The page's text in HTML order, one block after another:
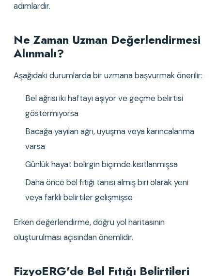
adımlardır.
Ne Zaman Uzman Değerlendirmesi
Alınmalı?
Aşağıdaki durumlarda bir uzmana başvurmak önerilir:
Bel ağrısı iki haftayı aşıyor ve geçme belirtisi
göstermiyorsa
Bacağa yayılan ağrı, uyuşma veya karıncalanma
varsa
Günlük hayat belirgin biçimde kısıtlanmışsa
Daha önce bel fıtığı tanısı almış biri olarak yeni
veya farklı belirtiler gelişmişse
Erken değerlendirme, doğru yol haritasının
oluşturulması açısından önemlidir.
FizyoERG'de Bel Fıtığı Belirtileri